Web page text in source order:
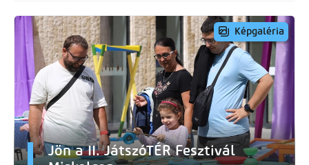
Képgaléria
Jön a II. JátszóTÉR Fesztivál